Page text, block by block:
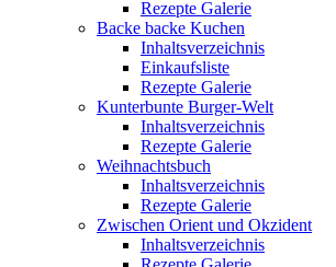
Rezepte Galerie
Backe backe Kuchen
Inhaltsverzeichnis
Einkaufsliste
Rezepte Galerie
Kunterbunte Burger-Welt
Inhaltsverzeichnis
Rezepte Galerie
Weihnachtsbuch
Inhaltsverzeichnis
Rezepte Galerie
Zwischen Orient und Okzident
Inhaltsverzeichnis